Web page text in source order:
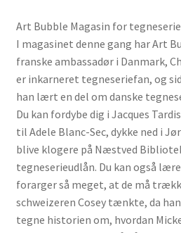
Art Bubble Magasin for
I magasinet denne gang har Art
franske ambassadør i Danmark,
er inkarneret tegneseriefan, og
han lært en del om danske
Du kan fordybe dig i Jacques
til Adele Blanc-Sec, dykke ned i
blive klogere på Næstved
tegneserieudlån. Du kan også
forarger så meget, at de må
schweizeren Cosey tænkte, da
tegne historien om, hvordan